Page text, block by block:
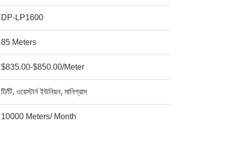
DP-LP1600
85 Meters
$835.00-$850.00/Meter
টি/টি, ওয়েস্টার্ন ইউনিয়ন, মানিগ্রাম
10000 Meters/ Month